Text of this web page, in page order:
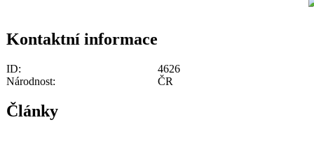
Kontaktní informace
ID:
4626
Národnost:
ČR
Články